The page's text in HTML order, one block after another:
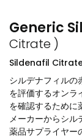
Generic
Citrate )
Sildenafil
シルデナフィルの
を評価するオンラ
を確認するために
メーカーからシ
薬品サプライヤー